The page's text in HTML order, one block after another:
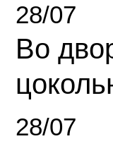
28/07
Во
28/07